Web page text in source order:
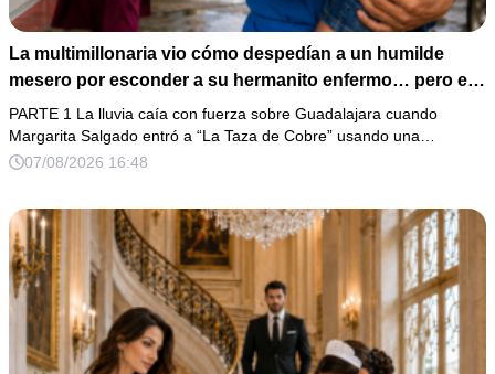
La multimillonaria vio cómo despedían a un humilde
mesero por esconder a su hermanito enfermo… pero el
verdadero escándalo estaba a punto de estallar.
PARTE 1 La lluvia caía con fuerza sobre Guadalajara cuando
Margarita Salgado entró a “La Taza de Cobre” usando una…
07/08/2026 16:48